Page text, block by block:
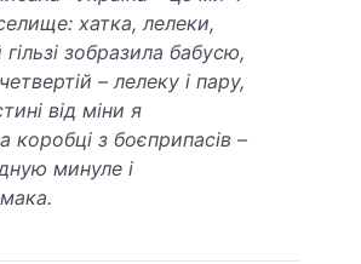
хатка, лелеки,
зобразила бабусю,
– лелеку і пару,
від міни я
коробці з боєприпасів –
минуле і